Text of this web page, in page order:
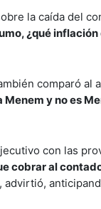
la caída del
¿qué inflación
comparó al
y no es
con las
cobrar al
, advirtió,